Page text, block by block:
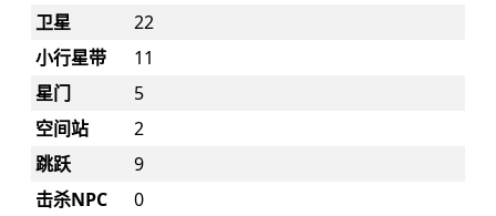
卫星
22
小行星带
11
星门
5
空间站
2
跳跃
9
击杀NPC
0